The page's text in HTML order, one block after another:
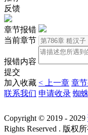
反馈
章节报错
当前章节
报错内容
提交
加入收藏 < 上一章 章
联系我们 申请收录 蜘
Copyright © 2019 - 2029
Rights Reserved . 版权